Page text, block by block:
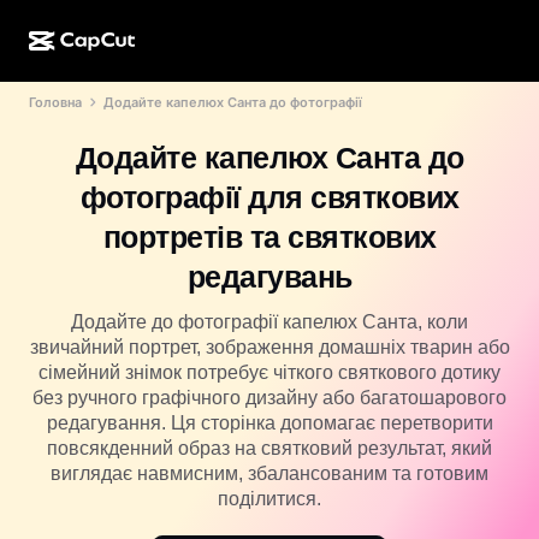
Онлайн-версія CapCut
CapCut Pad
CapCut для мобільних пристроїв
ШІ Dreamina
ШІ Pippit
ШІ-дизайн
Відеостудія
ШІ-генератор відео
ШІ-генератор зображень
Покращення ШІ-зображення
Dreamina Seedance 2.5
Nano Banana Pro
ШІ-інструменти
Редактор і генератор відео
Редактор і генератор зображень
Генератор і редактор голосу
Більше
Випадки використання
Святкові шаблони
Більше
Шаблони календаря
Шаблони до річниці
Шаблони ефектів
Спільнота
Ініціативи
Піонерська програма
Програма для творчих партнерів
Креативний кампус CapCut
Головна Додайте капелюх Санта до фотографії
Додайте капелюх Санта до
фотографії для святкових
портретів та святкових
редагувань
Додайте до фотографії капелюх Санта, коли
звичайний портрет, зображення домашніх тварин або
сімейний знімок потребує чіткого святкового дотику
без ручного графічного дизайну або багатошарового
редагування. Ця сторінка допомагає перетворити
повсякденний образ на святковий результат, який
виглядає навмисним, збалансованим та готовим
поділитися.